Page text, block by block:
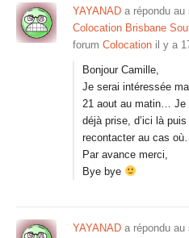
YAYANAD a répondu au
Colocation Brisbane
forum Colocation il y a
Bonjour Camille,
Je serai intéressée
21 aout au matin… Je
déjà prise, d’ici là
recontacter au cas
Par avance merci,
Bye bye
YAYANAD a répondu au